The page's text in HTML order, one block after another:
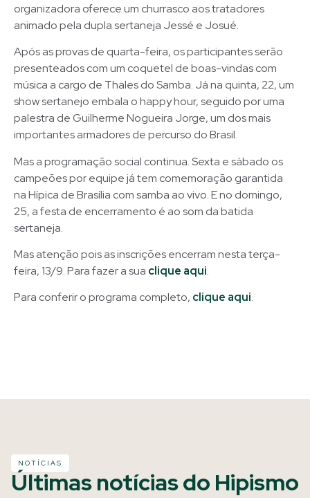
organizadora oferece um churrasco aos tratadores
animado pela dupla sertaneja Jessé e Josué.
Após as provas de quarta-feira, os participantes serão
presenteados com um coquetel de boas-vindas com
música a cargo de Thales do Samba. Já na quinta, 22, um
show sertanejo embala o happy hour, seguido por uma
palestra de Guilherme Nogueira Jorge, um dos mais
importantes armadores de percurso do Brasil.
Mas a programação social continua. Sexta e sábado os
campeões por equipe já tem comemoração garantida
na Hípica de Brasília com samba ao vivo. E no domingo,
25, a festa de encerramento é ao som da batida
sertaneja.
Mas atenção pois as inscrições encerram nesta terça-
feira, 13/9. Para fazer a sua clique aqui.
Para conferir o programa completo, clique aqui.
NOTÍCIAS
Últimas notícias do Hipismo